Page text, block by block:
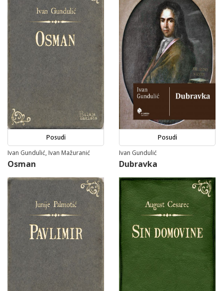
Posudi
Ivan Gundulić, Ivan Mažuranić
Osman
Posudi
Ivan Gundulić
Dubravka